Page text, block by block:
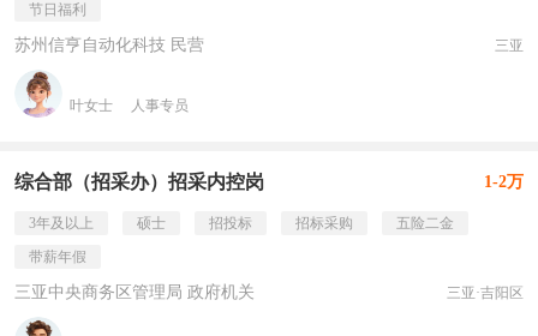
节日福利
苏州信亨自动化科技 民营 三亚
叶女士 人事专员
综合部（招采办）招采内控岗 1-2万
3年及以上 硕士 招投标 招标采购
五险二金
带薪年假
三亚中央商务区管理局 政府机关 三亚·吉阳区